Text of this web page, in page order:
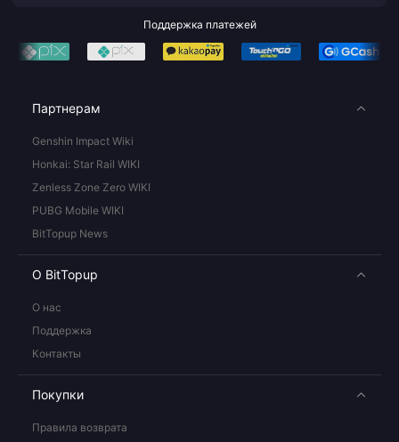
Поддержка платежей
Партнерам
Genshin Impact Wiki
Honkai: Star Rail WIKI
Zenless Zone Zero WIKI
PUBG Mobile WIKI
BitTopup News
О BitTopup
О нас
Поддержка
Контакты
Покупки
Правила возврата